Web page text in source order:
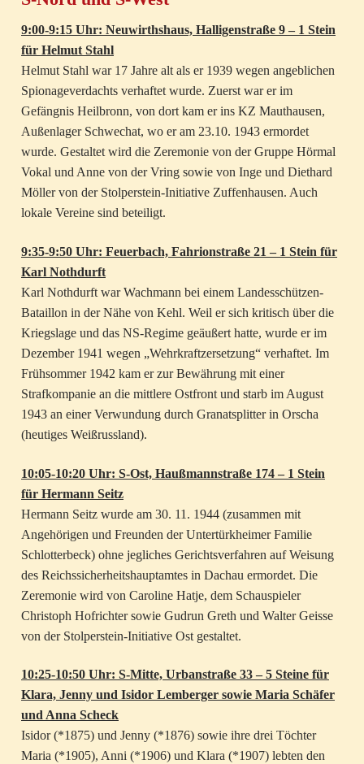
9:00-9:15 Uhr: Neuwirthshaus, Halligenstraße 9 – 1 Stein
für Helmut Stahl
Helmut Stahl war 17 Jahre alt als er 1939 wegen angeblichen
Spionageverdachts verhaftet wurde. Zuerst war er im
Gefängnis Heilbronn, von dort kam er ins KZ Mauthausen,
Außenlager Schwechat, wo er am 23.10. 1943 ermordet
wurde. Gestaltet wird die Zeremonie von der Gruppe Hörmal
Vokal und Anne von der Vring sowie von Inge und Diethard
Möller von der Stolperstein-Initiative Zuffenhausen. Auch
lokale Vereine sind beteiligt.
9:35-9:50 Uhr: Feuerbach, Fahrionstraße 21 – 1 Stein für
Karl Nothdurft
Karl Nothdurft war Wachmann bei einem Landesschützen-
Bataillon in der Nähe von Kehl. Weil er sich kritisch über die
Kriegslage und das NS-Regime geäußert hatte, wurde er im
Dezember 1941 wegen „Wehrkraftzersetzung“ verhaftet. Im
Frühsommer 1942 kam er zur Bewährung mit einer
Strafkompanie an die mittlere Ostfront und starb im August
1943 an einer Verwundung durch Granatsplitter in Orscha
(heutiges Weißrussland).
10:05-10:20 Uhr: S-Ost, Haußmannstraße 174 – 1 Stein
für Hermann Seitz
Hermann Seitz wurde am 30. 11. 1944 (zusammen mit
Angehörigen und Freunden der Untertürkheimer Familie
Schlotterbeck) ohne jegliches Gerichtsverfahren auf Weisung
des Reichssicherheitshauptamtes in Dachau ermordet. Die
Zeremonie wird von Caroline Hatje, dem Schauspieler
Christoph Hofrichter sowie Gudrun Greth und Walter Geisse
von der Stolperstein-Initiative Ost gestaltet.
10:25-10:50 Uhr: S-Mitte, Urbanstraße 33 – 5 Steine für
Klara, Jenny und Isidor Lemberger sowie Maria Schäfer
und Anna Scheck
Isidor (*1875) und Jenny (*1876) sowie ihre drei Töchter
Maria (*1905), Anni (*1906) und Klara (*1907) lebten den